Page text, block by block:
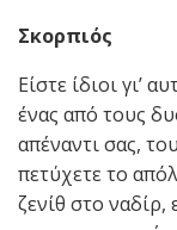
Σκορπιός
Είστε ίδιοι γι’
ένας από τους
απέναντι σας,
πετύχετε το
ζενίθ στο ναδίρ,